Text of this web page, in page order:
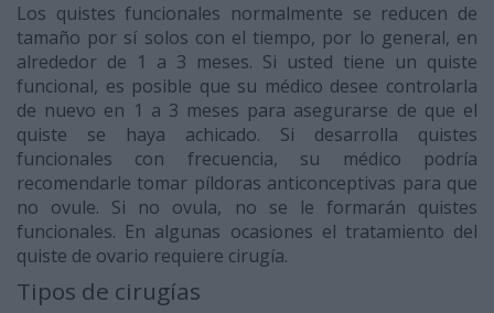
Los quistes funcionales normalmente se reducen de
tamaño por sí solos con el tiempo, por lo general, en
alrededor de 1 a 3 meses. Si usted tiene un quiste
funcional, es posible que su médico desee controlarla
de nuevo en 1 a 3 meses para asegurarse de que el
quiste se haya achicado. Si desarrolla quistes
funcionales con frecuencia, su médico podría
recomendarle tomar píldoras anticonceptivas para que
no ovule. Si no ovula, no se le formarán quistes
funcionales. En algunas ocasiones el tratamiento del
quiste de ovario requiere cirugía.
Tipos de cirugías